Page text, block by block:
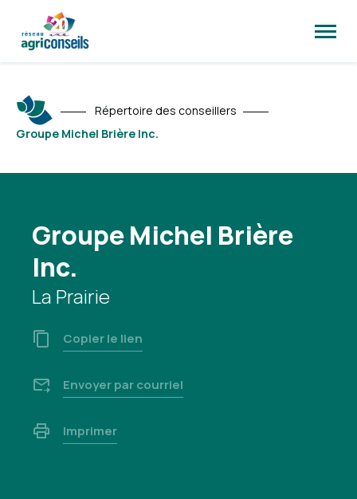
la
Répertoire des conseillers
Groupe Michel Brière Inc.
Groupe Michel Brière
Inc.
La Prairie
Copier le lien
Envoyer par courriel
Imprimer